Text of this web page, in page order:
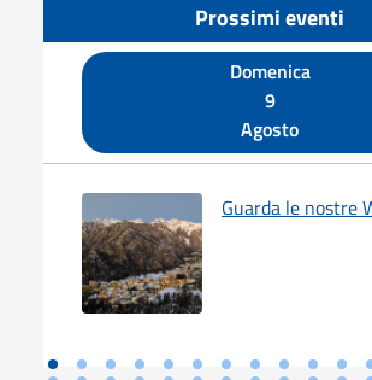
Prossimi eventi
Domenica
9
Agosto
Guarda le nostre